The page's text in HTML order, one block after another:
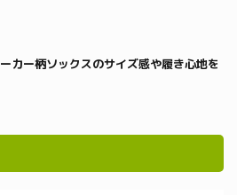
カー柄ソックスのサイズ感や履き心地を